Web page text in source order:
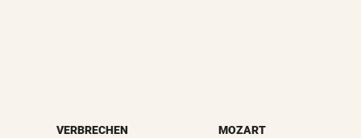
VERBRECHEN MOZART